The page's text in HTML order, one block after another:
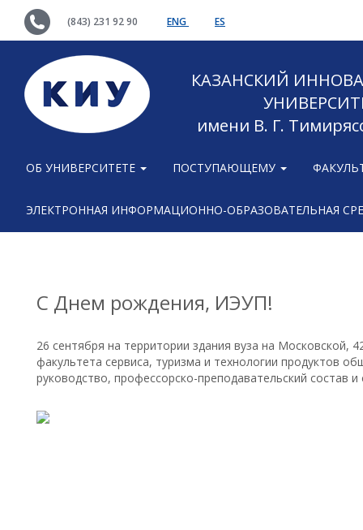
(843) 231 92 90 ENG ES
КАЗАНСКИЙ
имени В. Г.
ОБ УНИВЕРСИТЕТЕ ПОСТУПАЮЩЕМУ
ЭЛЕКТРОННАЯ ИНФОРМАЦИОННО-ОБРАЗОВАТЕЛЬНАЯ
С Днем рождения, ИЭУП!
26 сентября на территории здания вуза на Московской,
факультета сервиса, туризма и технологии продуктов
руководство, профессорско-преподавательский состав